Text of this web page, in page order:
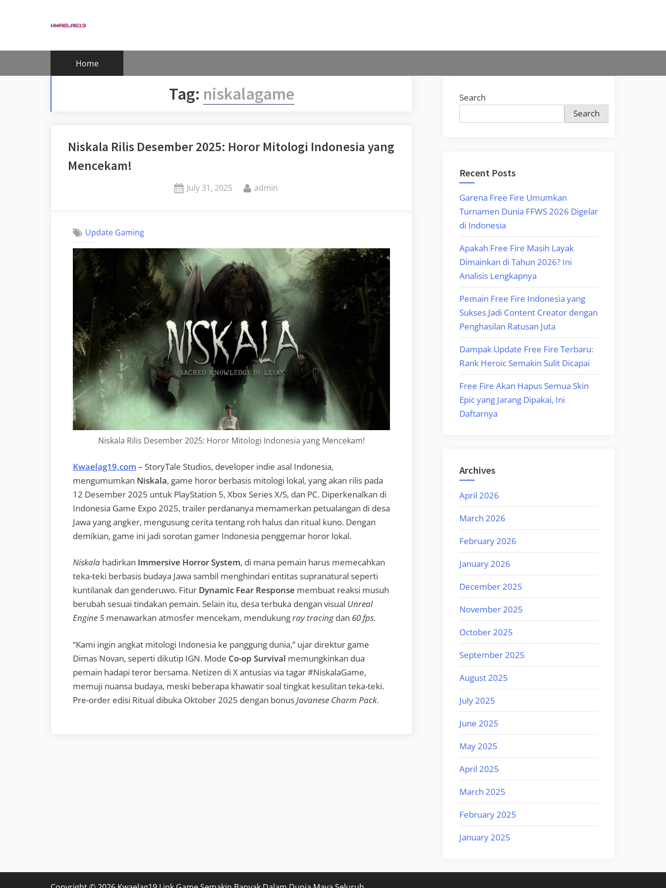
Home
Tag: niskalagame
Niskala Rilis Desember 2025: Horor Mitologi Indonesia yang
Mencekam!
Posted
July 31, 2025 By
admin
Update Gaming
Niskala Rilis Desember 2025: Horor Mitologi Indonesia yang Mencekam!
Kwaelag19.com – StoryTale Studios, developer indie asal Indonesia,
mengumumkan Niskala, game horor berbasis mitologi lokal, yang akan rilis pada
12 Desember 2025 untuk PlayStation 5, Xbox Series X/S, dan PC. Diperkenalkan di
Indonesia Game Expo 2025, trailer perdananya memamerkan petualangan di desa
Jawa yang angker, mengusung cerita tentang roh halus dan ritual kuno. Dengan
demikian, game ini jadi sorotan gamer Indonesia penggemar horor lokal.
Niskala hadirkan Immersive Horror System, di mana pemain harus memecahkan
teka-teki berbasis budaya Jawa sambil menghindari entitas supranatural seperti
kuntilanak dan genderuwo. Fitur Dynamic Fear Response membuat reaksi musuh
berubah sesuai tindakan pemain. Selain itu, desa terbuka dengan visual Unreal
Engine 5 menawarkan atmosfer mencekam, mendukungray tracingdan 60 fps.
“Kami ingin angkat mitologi Indonesia ke panggung dunia,” ujar direktur game
Dimas Novan, seperti dikutip IGN. Mode Co-op Survival memungkinkan dua
pemain hadapi teror bersama. Netizen di X antusias via tagar #NiskalaGame,
memuji nuansa budaya, meski beberapa khawatir soal tingkat kesulitan teka-teki.
Pre-order edisi Ritual dibuka Oktober 2025 dengan bonus Javanese Charm Pack.
Search
Search
Recent Posts
Garena Free Fire Umumkan
Turnamen Dunia FFWS 2026 Digelar
di Indonesia
Apakah Free Fire Masih Layak
Dimainkan di Tahun 2026? Ini
Analisis Lengkapnya
Pemain Free Fire Indonesia yang
Sukses Jadi Content Creator dengan
Penghasilan Ratusan Juta
Dampak Update Free Fire Terbaru:
Rank Heroic Semakin Sulit Dicapai
Free Fire Akan Hapus Semua Skin
Epic yang Jarang Dipakai, Ini
Daftarnya
Archives
April 2026
March 2026
February 2026
January 2026
December 2025
November 2025
October 2025
September 2025
August 2025
July 2025
June 2025
May 2025
April 2025
March 2025
February 2025
January 2025